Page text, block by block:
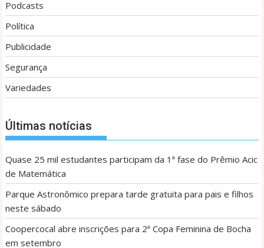
Podcasts
Política
Publicidade
Segurança
Variedades
Últimas notícias
Quase 25 mil estudantes participam da 1ª fase do Prêmio Acic
de Matemática
Parque Astronômico prepara tarde gratuita para pais e filhos
neste sábado
Coopercocal abre inscrições para 2ª Copa Feminina de Bocha
em setembro